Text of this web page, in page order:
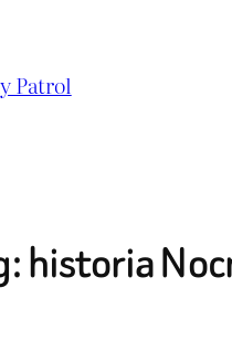
Patrol
historia